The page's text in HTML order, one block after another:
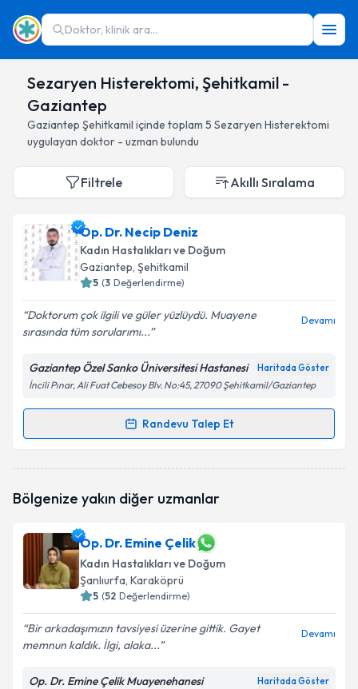
Doktor, klinik ara...
Sezaryen Histerektomi, Şehitkamil -
Gaziantep
Gaziantep Şehitkamil içinde toplam 5 Sezaryen Histerektomi
uygulayan doktor - uzman bulundu
Filtrele Akıllı Sıralama
Op. Dr. Necip Deniz
Kadın Hastalıkları ve Doğum
Gaziantep, Şehitkamil
5 (3 Değerlendirme)
Doktorum çok ilgili ve güler yüzlüydü. Muayene
sırasında tüm sorularımı...
Devamı
Gaziantep Özel Sanko Üniversitesi Hastanesi Haritada Göster
İncili Pınar, Ali Fuat Cebesoy Blv. No:45, 27090 Şehitkamil/Gaziantep
Randevu Talep Et
Randevu Takvimi Talebi
oluşturun. Size bu uzmandan randevu almanız için bir
E-posta Adresiniz
Kişisel verilerimin işlenmesine ilişkinAydınlatma
Metni'ni okudum ve kişisel verilerimin belirtilen
Bölgenize yakın diğer uzmanlar
Op. Dr. Emine Çelik
Kadın Hastalıkları ve Doğum
Şanlıurfa, Karaköprü
5 (52 Değerlendirme)
Bir arkadaşımızın tavsiyesi üzerine gittik. Gayet
memnun kaldık. İlgi, alaka...
Devamı
Op. Dr. Emine Çelik Muayenehanesi Haritada Göster